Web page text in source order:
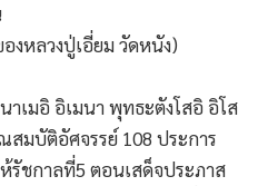
งหลวงปู่เอี่ยม วัดหนัง)
าเมอิ อิเมนา พุทธะตังโสอิ อิโส
มบัติอัศจรรย์ 108 ประการ
รัชกาลที่5 ตอนเสด็จประภาส